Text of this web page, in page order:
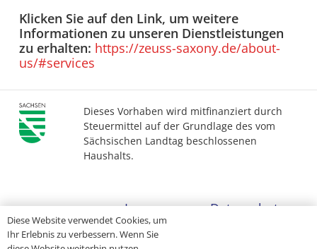
Klicken Sie auf den Link, um weitere
Informationen zu unseren Dienstleistungen
zu erhalten: https://zeuss-saxony.de/about-
us/#services
Dieses Vorhaben wird mitfinanziert durch
Steuermittel auf der Grundlage des vom
Sächsischen Landtag beschlossenen
Haushalts.
Impressum
Datenschutz
Diese Website verwendet Cookies, um
Ihr Erlebnis zu verbessern. Wenn Sie